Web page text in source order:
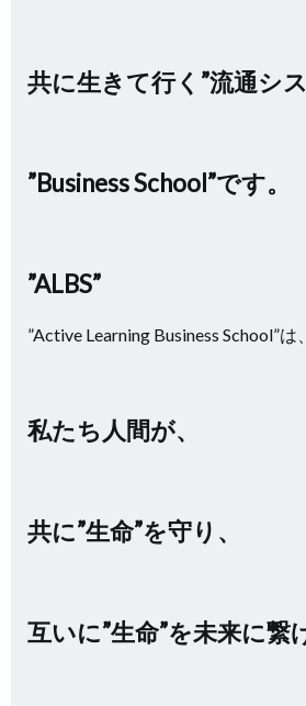
共に生きて行く”流通シ
”Business School”です。
”ALBS”
”Active Learning Business School”は、
私たち人間が、
共に”生命”を守り、
互いに”生命”を未来に繋